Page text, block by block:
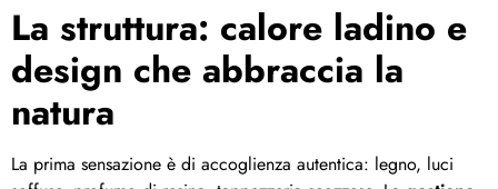
La struttura: calore ladino e
design che abbraccia la
natura
La prima sensazione è di accoglienza autentica: legno, luci